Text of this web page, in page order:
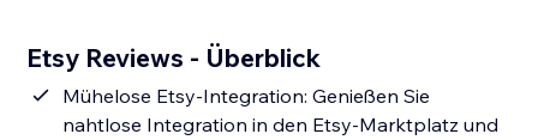
Etsy Reviews - Überblick
Mühelose Etsy-Integration: Genießen Sie
nahtlose Integration in den Etsy-Marktplatz und